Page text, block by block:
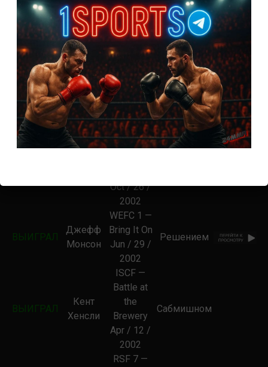
2003
ВЫИГРАЛ
Эбенезер
Фонтес
Брага
Heat FC 1
— Genesis
Jul / 31 /
2003
Сабмишном
ВЫИГРАЛ
Стив
Сейег
KOTC 20 —
Crossroads
Dec / 15 /
2002
Сабмишном
CC 1 —
Oct / 26 /
2002
ВЫИГРАЛ
Джефф
Монсон
WEFC 1 —
Bring It On
Jun / 29 /
2002
Решением
ВЫИГРАЛ
Кент
Хенсли
ISCF —
Battle at
the
Brewery
Apr / 12 /
2002
Сабмишном
RSF 7 —